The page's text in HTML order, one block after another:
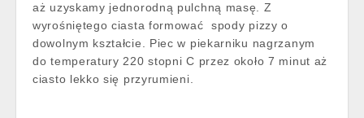
aż uzyskamy jednorodną pulchną masę. Z
wyrośniętego ciasta formować spody pizzy o
dowolnym kształcie. Piec w piekarniku nagrzanym
do temperatury 220 stopni C przez około 7 minut aż
ciasto lekko się przyrumieni.